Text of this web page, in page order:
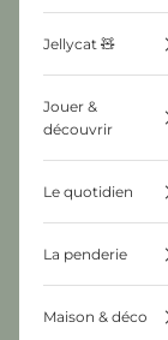
Jellycat 🧸
Jouer &
découvrir
Le quotidien
La penderie
Maison & déco